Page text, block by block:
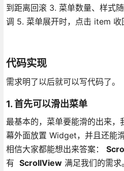
到距离回滚 3. 菜单数量、样式
调 5. 菜单展开时，点击 item 收
代码实现
需求明了以后就可以写代码了。
1. 首先可以滑出菜单
最基本的，菜单要能滑的出来，
幕外面放置 Widget，并且还能
相信大家都能想出来答案：
有 ScrollView满足我们的需求。